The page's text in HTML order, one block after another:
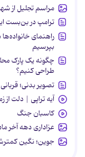
مراسم تجلیل از
ترامپ در بن‌بست
راهنمای
بپرسیم
چگونه یک پارک
طراحی کنیم؟
تصویر بدنی؛
آیه تراپی | دلت از
کاسبان جنگ
عزاداری دهه آخر
جوین؛ نگین